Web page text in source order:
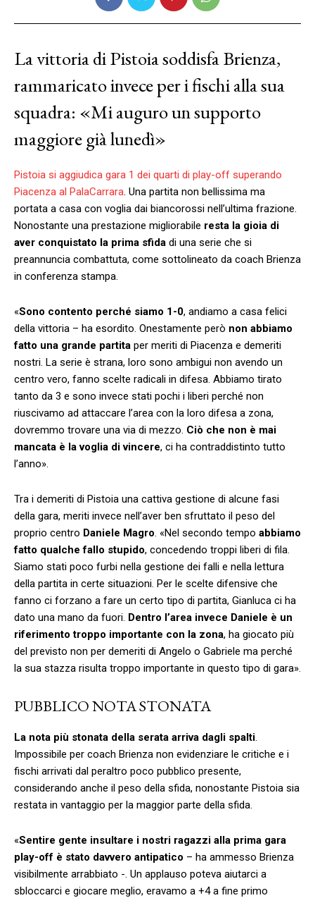
La vittoria di Pistoia soddisfa Brienza,
rammaricato invece per i fischi alla sua
squadra: «Mi auguro un supporto
maggiore già lunedì»
Pistoia si aggiudica gara 1 dei quarti di play-off superando
Piacenza al PalaCarrara. Una partita non bellissima ma
portata a casa con voglia dai biancorossi nell’ultima frazione.
Nonostante una prestazione migliorabile resta la gioia di
aver conquistato la prima sfida di una serie che si
preannuncia combattuta, come sottolineato da coach Brienza
in conferenza stampa.
«Sono contento perché siamo 1-0, andiamo a casa felici
della vittoria – ha esordito. Onestamente però non abbiamo
fatto una grande partita per meriti di Piacenza e demeriti
nostri. La serie è strana, loro sono ambigui non avendo un
centro vero, fanno scelte radicali in difesa. Abbiamo tirato
tanto da 3 e sono invece stati pochi i liberi perché non
riuscivamo ad attaccare l’area con la loro difesa a zona,
dovremmo trovare una via di mezzo. Ciò che non è mai
mancata è la voglia di vincere, ci ha contraddistinto tutto
l’anno».
Tra i demeriti di Pistoia una cattiva gestione di alcune fasi
della gara, meriti invece nell’aver ben sfruttato il peso del
proprio centro Daniele Magro. «Nel secondo tempo abbiamo
fatto qualche fallo stupido, concedendo troppi liberi di fila.
Siamo stati poco furbi nella gestione dei falli e nella lettura
della partita in certe situazioni. Per le scelte difensive che
fanno ci forzano a fare un certo tipo di partita, Gianluca ci ha
dato una mano da fuori. Dentro l’area invece Daniele è un
riferimento troppo importante con la zona, ha giocato più
del previsto non per demeriti di Angelo o Gabriele ma perché
la sua stazza risulta troppo importante in questo tipo di gara».
PUBBLICO NOTA STONATA
La nota più stonata della serata arriva dagli spalti.
Impossibile per coach Brienza non evidenziare le critiche e i
fischi arrivati dal peraltro poco pubblico presente,
considerando anche il peso della sfida, nonostante Pistoia sia
restata in vantaggio per la maggior parte della sfida.
«Sentire gente insultare i nostri ragazzi alla prima gara
play-off è stato davvero antipatico – ha ammesso Brienza
visibilmente arrabbiato -. Un applauso poteva aiutarci a
sbloccarci e giocare meglio, eravamo a +4 a fine primo